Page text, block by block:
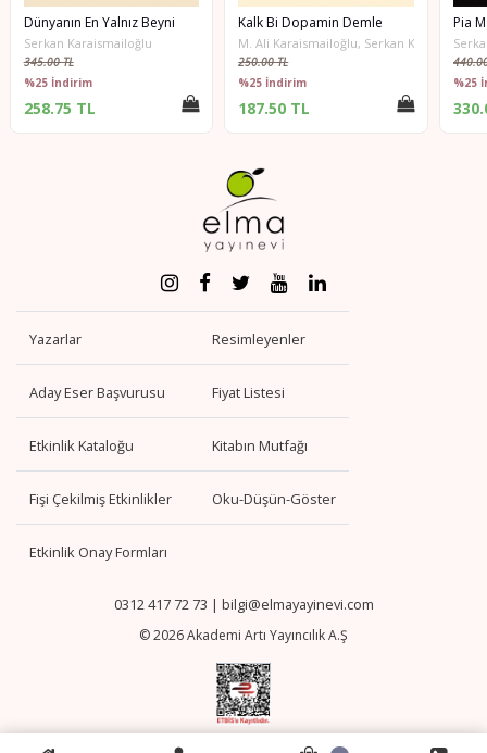
Dünyanın En Yalnız Beyni
Serkan Karaismailoğlu
345.00 TL
%25 İndirim
258.75 TL
Kalk Bi Dopamin Demle
M. Ali Karaismailoğlu, Serkan
250.00 TL
%25 İndirim
187.50 TL
Pia
%25
Yazarlar Resimleyenler
Aday Eser Başvurusu Fiyat Listesi
Etkinlik Kataloğu Kitabın Mutfağı
Fişi Çekilmiş Etkinlikler Oku-Düşün-Göster
Etkinlik Onay Formları
0312 417 72 73 | bilgi@elmayayinevi.com
© 2026 Akademi Artı Yayıncılık A.Ş